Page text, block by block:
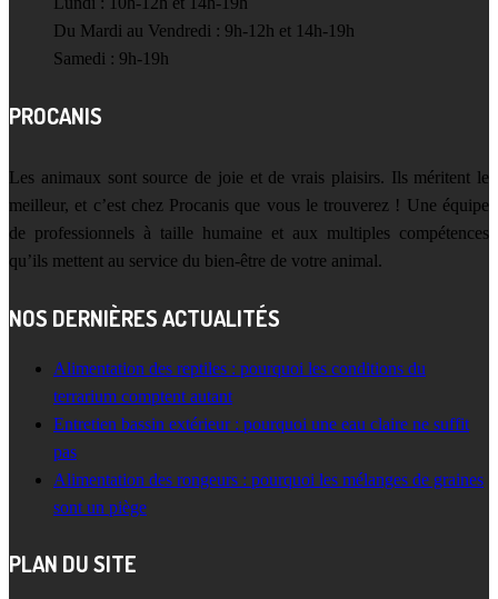
Du Mardi au Vendredi : 9h-12h et 14h-19h
Samedi : 9h-19h
PROCANIS
Les animaux sont source de joie et de vrais plaisirs. Ils méritent le
meilleur, et c’est chez Procanis que vous le trouverez ! Une équipe
de professionnels à taille humaine et aux multiples compétences
qu’ils mettent au service du bien-être de votre animal.
NOS DERNIÈRES ACTUALITÉS
Alimentation des reptiles : pourquoi les conditions du
terrarium comptent autant
Entretien bassin extérieur : pourquoi une eau claire ne suffit
pas
Alimentation des rongeurs : pourquoi les mélanges de graines
sont un piège
PLAN DU SITE